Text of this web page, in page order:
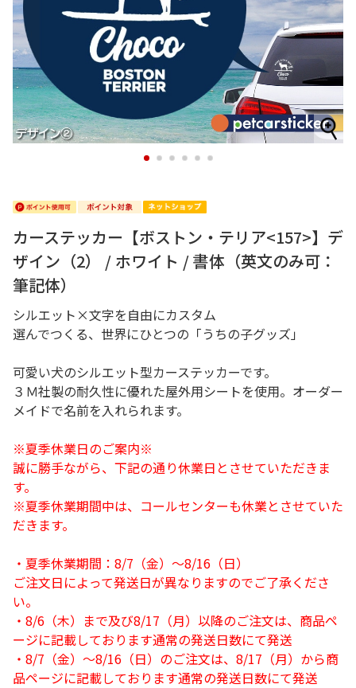
1 2 3 4 5 6
カーステッカー【ボストン・テリア<157>】デ
ザイン（2） / ホワイト / 書体（英文のみ可：
筆記体）
シルエット×文字を自由にカスタム
選んでつくる、世界にひとつの「うちの子グッズ」
可愛い犬のシルエット型カーステッカーです。
３Ｍ社製の耐久性に優れた屋外用シートを使用。オーダー
メイドで名前を入れられます。
※夏季休業日のご案内※
誠に勝手ながら、下記の通り休業日とさせていただきま
す。
※夏季休業期間中は、コールセンターも休業とさせていた
だきます。
・夏季休業期間：8/7（金）～8/16（日）
ご注文日によって発送日が異なりますのでご了承くださ
い。
・8/6（木）まで及び8/17（月）以降のご注文は、商品ペ
ージに記載しております通常の発送日数にて発送
・8/7（金）～8/16（日）のご注文は、8/17（月）から商
品ページに記載しております通常の発送日数にて発送